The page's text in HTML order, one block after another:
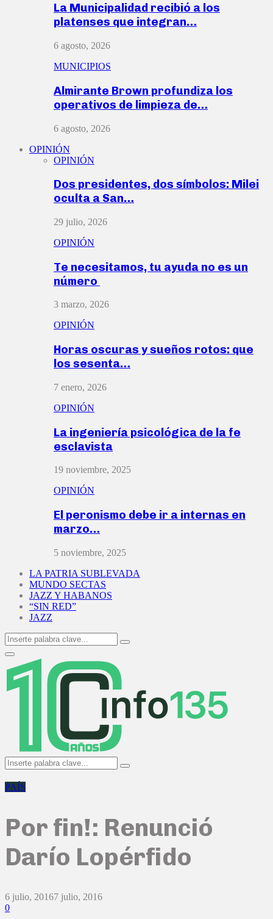
La Municipalidad recibió a los
platenses que integran…
6 agosto, 2026
MUNICIPIOS
Almirante Brown profundiza los
operativos de limpieza de…
6 agosto, 2026
OPINIÓN
OPINIÓN
Dos presidentes, dos símbolos: Milei
oculta a San…
29 julio, 2026
OPINIÓN
Te necesitamos, tu ayuda no es un
número
3 marzo, 2026
OPINIÓN
Horas oscuras y sueños rotos: que
los sesenta…
7 enero, 2026
OPINIÓN
La ingeniería psicológica de la fe
esclavista
19 noviembre, 2025
OPINIÓN
El peronismo debe ir a internas en
marzo…
5 noviembre, 2025
LA PATRIA SUBLEVADA
MUNDO SECTAS
JAZZ Y HABANOS
“SIN RED”
JAZZ
Search
for:
Search
Primary
Menu
Search
for:
Search
PAÍS
Por fin!: Renunció
Darío Lopérfido
6 julio, 20167 julio, 2016
0